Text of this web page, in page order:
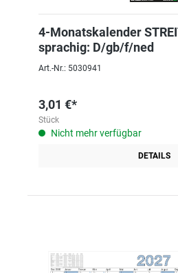
4-Monatskalender
sprachig: D/gb/f/ned
Art.-Nr.: 5030941
3,01 €*
Stück
Nicht mehr verfügbar
DETAILS